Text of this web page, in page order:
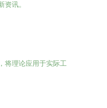
讯。
将理论应用于实际工